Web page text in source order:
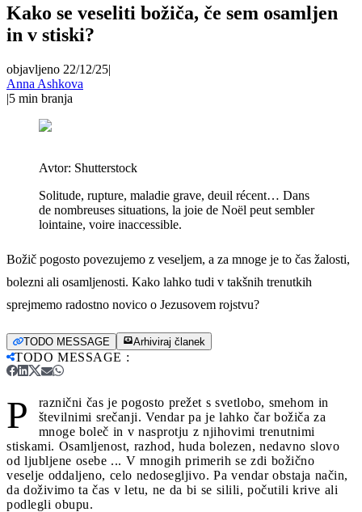
Kako se veseliti božiča, če sem osamljen
in v stiski?
objavljeno 22/12/25|
Anna Ashkova
|5 min branja
Avtor: Shutterstock
Solitude, rupture, maladie grave, deuil récent… Dans
de nombreuses situations, la joie de Noël peut sembler
lointaine, voire inaccessible.
Božič pogosto povezujemo z veseljem, a za mnoge je to čas žalosti,
bolezni ali osamljenosti. Kako lahko tudi v takšnih trenutkih
sprejmemo radostno novico o Jezusovem rojstvu?
TODO MESSAGE Arhiviraj članek
TODO MESSAGE :
P
raznični čas je pogosto prežet s svetlobo, smehom in
številnimi srečanji. Vendar pa je lahko čar božiča za
mnoge boleč in v nasprotju z njihovimi trenutnimi
stiskami. Osamljenost, razhod, huda bolezen, nedavno slovo
od ljubljene osebe ... V mnogih primerih se zdi božično
veselje oddaljeno, celo nedosegljivo. Pa vendar obstaja način,
da doživimo ta čas v letu, ne da bi se silili, počutili krive ali
podlegli obupu.